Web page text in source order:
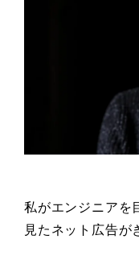
私がエンジニアを
見たネット広告が